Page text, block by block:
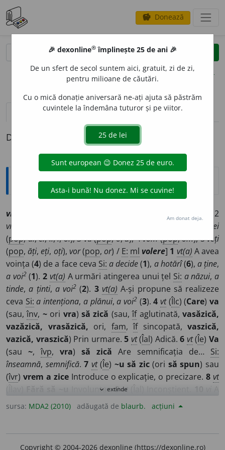
savings Donează
clear
opțiuni
definiții (1) pronunțievolume_up (50)
Definiția cu ID-ul 1231129:
Explicative DEX
vre
, 2
vrei
vei
(pop,ăi,ei,îi,i,oi), 3va(pop,o,a), 4vom(pop,om), 5veți
(pop,ăți,eți, oți), vor(pop,or) / E: ml volere] 1 vt(a) A avea
voința (4) de a face ceva Si: a decide(1), a hotărî(6), a ține,
a voi2(1).2 vt(a) A urmări atingerea unui țel Si: a năzui,a
tinde,a ținti, a voi2 (2). 3 vt(a) A-și propune să realizeze
ceva Si: a intenționa, a plănui,a voi2(3).4 vt(Îlc) (Care)va
(sau,înv, ~ori vra)să zică (sau,îfaglutinată,vasăzică,
vazăzică, vrasăzică, ori, fam,îfsincopată, vaszică,
vazică, vraszică) Prin urmare.5 vt(Îal) Adică.6 vt(Îe)Va
(sau ~,îvp, vra) să zică Are semnificația de… Si:
înseamnă, semnifică.7 vt(Îe) ~u să zic(ori să spun) sau
(îvr) vrem a ziceIntroduce o explicație, o precizare.8 vt
Involuntar.9 vt
avea voință (2).11 viA-și manifesta voința (
expand_more extinde
sursa: MDA2 (2010) adăugată de blaurb. acțiuni
Copyright © 2004-2026 dexonline (https://dexonline.ro)
🎉 dexonline® împlinește 25 de ani 🎉
De un sfert de secol suntem aici, gratuit, zi de zi,
pentru milioane de căutări.
Cu o mică donație aniversară ne-ați ajuta să păstrăm
cuvintele la îndemâna tuturor și pe viitor.
Am donat deja.